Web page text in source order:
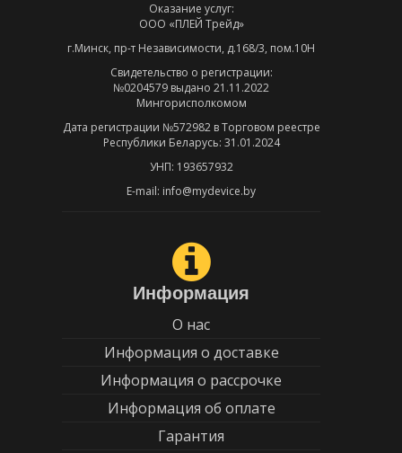
Оказание услуг:
ООО «ПЛЕЙ Трейд»
г.Минск, пр-т Независимости, д.168/3, пом.10Н
Свидетельство о регистрации:
№0204579 выдано 21.11.2022
Мингорисполкомом
Дата регистрации №572982 в Торговом реестре
Республики Беларусь: 31.01.2024
УНП: 193657932
E-mail: info@mydevice.by
Информация
О нас
Информация о доставке
Информация о рассрочке
Информация об оплате
Гарантия